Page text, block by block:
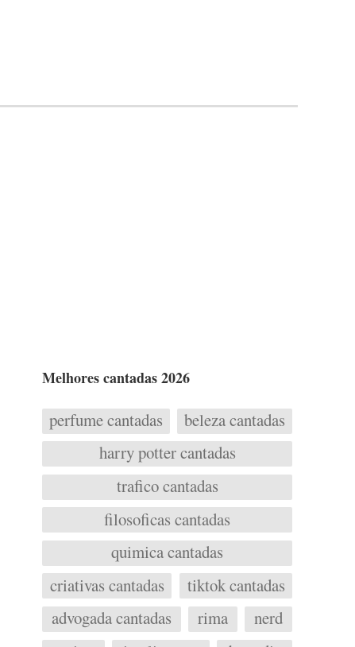
Melhores cantadas 2026
perfume cantadas
beleza cantadas
harry potter cantadas
trafico cantadas
filosoficas cantadas
quimica cantadas
criativas cantadas
tiktok cantadas
advogada cantadas
rima
nerd